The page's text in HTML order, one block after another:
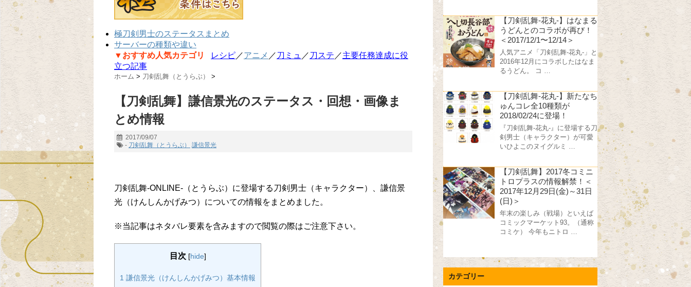
極刀剣男士のステータスまとめ
サーバーの種類や違い
▼おすすめ人気カテゴリ
レシピ／アニメ ／ 刀ミュ ／ 刀ステ ／主要任務達成に役
立つ記事
ホーム > 刀剣乱舞（とうらぶ） >
【刀剣乱舞】謙信景光のステータス・回想・画像ま
とめ情報
2017/09/07
- 刀剣乱舞（とうらぶ） 謙信景光
刀剣乱舞-ONLINE-（とうらぶ）に登場する刀剣男士（キャラクター）、謙信景
光（けんしんかげみつ）についての情報をまとめました。
※当記事はネタバレ要素を含みますので閲覧の際はご注意下さい。
目次 [hide]
1 謙信景光（けんしんかげみつ）基本情報
【刀剣乱舞-花丸-】はなまる
うどんとのコラボが再び！
＜2017/12/1〜12/14＞
人気アニメ「刀剣乱舞-花丸-」と
2016年12月にコラボしたはなま
るうどん。 コ …
【刀剣乱舞-花丸-】新たなち
ゅんコレ全10種類が
2018/02/24に登場！
『刀剣乱舞-花丸-』に登場する刀
剣男士（キャラクター）が可愛
いひよこのヌイグルミ …
【刀剣乱舞】2017冬コミニ
トロプラスの情報解禁！＜
2017年12月29日(金)～31日
(日)＞
年末の楽しみ（戦場）といえば
コミックマーケット93。（通称
コミケ） 今年もニトロ …
カテゴリー